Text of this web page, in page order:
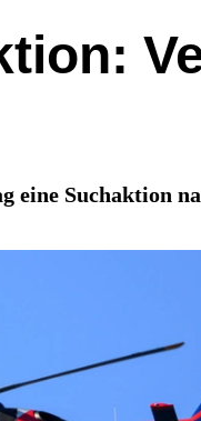
eine Suchaktion